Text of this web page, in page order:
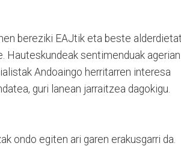
bereziki EAJtik eta beste
Hauteskundeak sentimenduak agerian
Andoaingo herritarren interesa
guri lanean jarraitzea dagokigu.
ondo egiten ari garen erakusgarri da.